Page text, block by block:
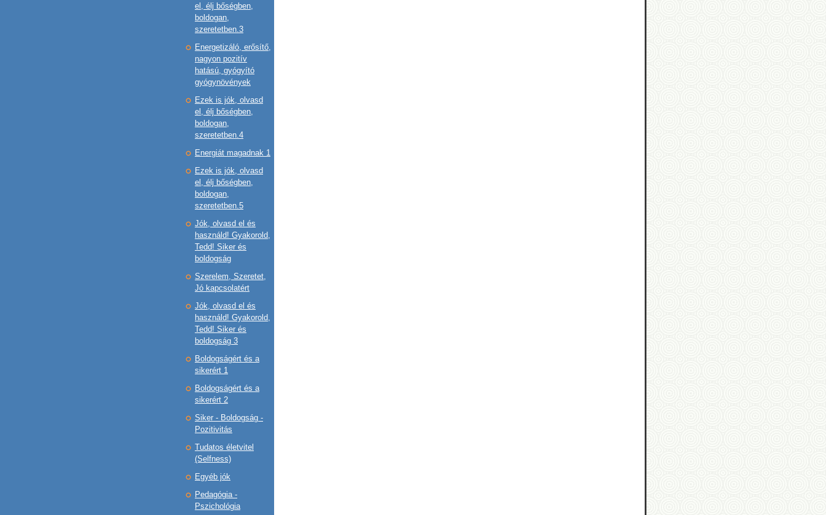
el, élj bőségben,
boldogan,
szeretetben.3
Energetizáló, erősítő,
nagyon pozitív
hatású, gyógyító
gyógynövények
Ezek is jók, olvasd
el, élj bőségben,
boldogan,
szeretetben.4
Energiát magadnak 1
Ezek is jók, olvasd
el, élj bőségben,
boldogan,
szeretetben.5
Jók, olvasd el és
használd! Gyakorold,
Tedd! Siker és
boldogság
Szerelem, Szeretet,
Jó kapcsolatért
Jók, olvasd el és
használd! Gyakorold,
Tedd! Siker és
boldogság 3
Boldogságért és a
sikerért 1
Boldogságért és a
sikerért 2
Siker - Boldogság -
Pozitivitás
Tudatos életvitel
(Selfness)
Egyéb jók
Pedagógia -
Pszichológia